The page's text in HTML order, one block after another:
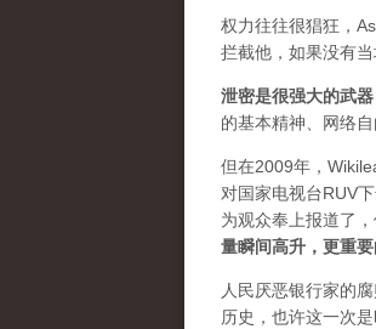
权力往往很猖狂，
拦截他，如果没有
泄密是很强大的武
的基本精神、网络
但在2009年，
对国家电视台RUV
为观众奉上报道了
量瞬间高升，更重
人民厌恶银行家的
历史，也许这一次